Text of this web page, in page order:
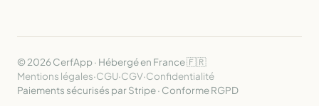
© 2026 CerfApp · Hébergé en France 🇫🇷
Mentions légales·CGU·CGV·Confidentialité
Paiements sécurisés par Stripe · Conforme RGPD